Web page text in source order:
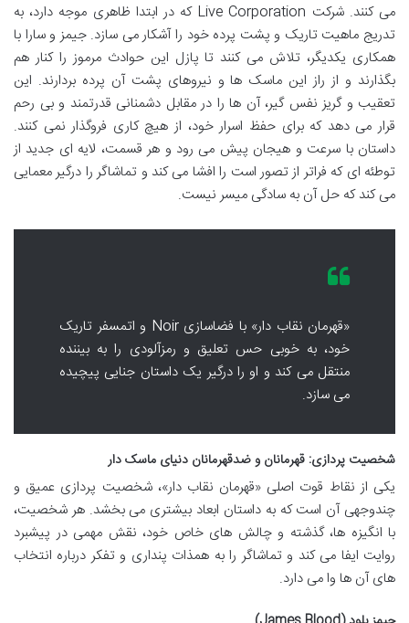
می کنند. شرکت Live Corporation که در ابتدا ظاهری موجه دارد، به
تدریج ماهیت تاریک و پشت پرده خود را آشکار می سازد. جیمز و سارا با
همکاری یکدیگر، تلاش می کنند تا پازل این حوادث مرموز را کنار هم
بگذارند و از راز این ماسک ها و نیروهای پشت آن پرده بردارند. این
تعقیب و گریز نفس گیر، آن ها را در مقابل دشمنانی قدرتمند و بی رحم
قرار می دهد که برای حفظ اسرار خود، از هیچ کاری فروگذار نمی کنند.
داستان با سرعت و هیجان پیش می رود و هر قسمت، لایه ای جدید از
توطئه ای که فراتر از تصور است را افشا می کند و تماشاگر را درگیر معمایی
می کند که حل آن به سادگی میسر نیست.
«قهرمان نقاب دار» با فضاسازی Noir و اتمسفر تاریک
خود، به خوبی حس تعلیق و رمزآلودی را به بیننده
منتقل می کند و او را درگیر یک داستان جنایی پیچیده
می سازد.
شخصیت پردازی: قهرمانان و ضدقهرمانان دنیای ماسک دار
یکی از نقاط قوت اصلی «قهرمان نقاب دار»، شخصیت پردازی عمیق و
چندوجهی آن است که به داستان ابعاد بیشتری می بخشد. هر شخصیت،
با انگیزه ها، گذشته و چالش های خاص خود، نقش مهمی در پیشبرد
روایت ایفا می کند و تماشاگر را به همذات پنداری و تفکر درباره انتخاب
های آن ها وا می دارد.